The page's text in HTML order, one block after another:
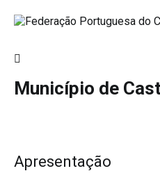
para
Santiago
Município de
Apresentação